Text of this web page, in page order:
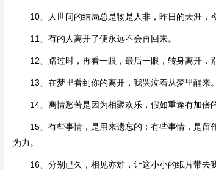
10、人世间的结局总是物是人非，昨日的天涯，
11、有的人离开了便永远不会再回来。
12、路过时，再看一眼，最后一眼，转身离开，
13、在梦里看到你的离开，我哭泣着从梦里醒来。
14、离情愁苦是因为相聚欢乐，假如重逢有加倍
15、有些事情，是用来遗忘的；有些事情，是
为力。
16、分别已久，相见亦难，让这小小的纸片带去